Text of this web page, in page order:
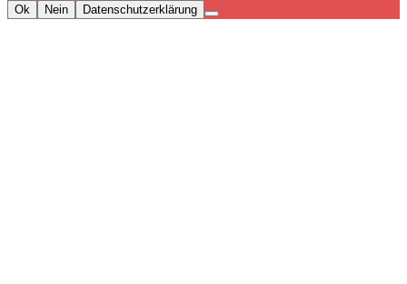
Ok Nein Datenschutzerklärung